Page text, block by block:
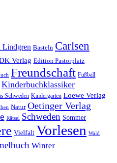
Lindgren Basteln Carlsen
Verlag Edition Pastorplatz
Freundschaft Fußball
Kinderbuchklassiker
Schweden Kindergarten Loewe Verlag
Natur Oetinger Verlag
Rätsel Schweden Sommer
Vielfalt Vorlesen Wald
Winter